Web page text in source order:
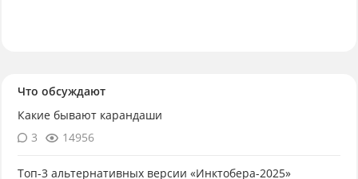
Что обсуждают
Какие бывают карандаши
3
14956
Топ-3 альтернативных версии «Инктобера-2025»